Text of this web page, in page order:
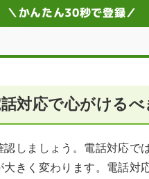
しよう
を克服しよう
も検討しよう
＼かんたん30秒で登録／
対応で心がける
しましょう。電話対応で
きく変わります。電話対